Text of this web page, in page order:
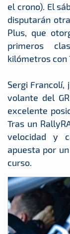
el crono). El
disputarán
Plus, que
primeros
kilómetros con
Sergi
volante del
excelente
Tras un
velocidad y
apuesta por
curso.